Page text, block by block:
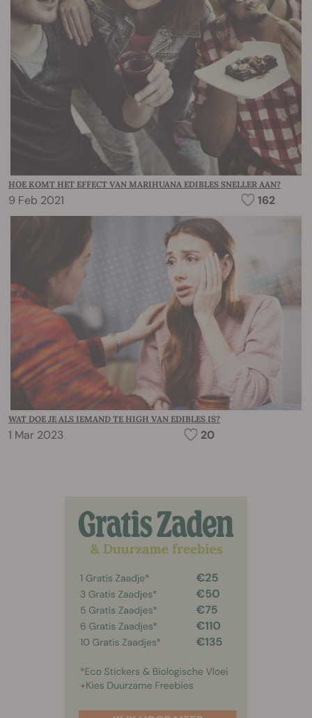
HOE KOMT HET EFFECT VAN MARIHUANA EDIBLES SNELLER AAN?
9 Feb 2021 162
WAT DOE JE ALS IEMAND TE HIGH VAN EDIBLES IS?
1 Mar 2023 20